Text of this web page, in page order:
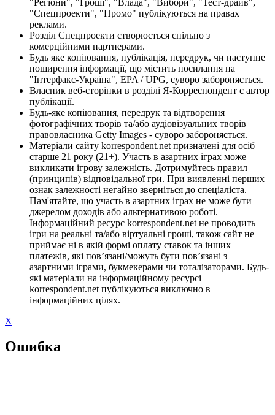
"Спецпроекти", "Промо" публікуються на правах
реклами.
Розділ Спецпроекти створюється спільно з
комерційними партнерами.
Будь яке копіювання, публікація, передрук, чи наступне
поширення інформації, що містить посилання на
"Інтерфакс-Україна", EPA / UPG, суворо забороняється.
Власник веб-сторінки в розділі Я-Корреспондент є автор
публікації.
Будь-яке копіювання, передрук та відтворення
фотографічних творів та/або аудіовізуальних творів
правовласника Getty Images - суворо забороняється.
Матеріали сайту korrespondent.net призначені для осіб
старше 21 року (21+). Участь в азартних іграх може
викликати ігрову залежність. Дотримуйтесь правил
(принципів) відповідальної гри. При виявленні перших
ознак залежності негайно зверніться до спеціаліста.
Пам'ятайте, що участь в азартних іграх не може бути
джерелом доходів або альтернативою роботі.
Інформаційний ресурс korrespondent.net не проводить
ігри на реальні та/або віртуальні гроші, також сайт не
приймає ні в якій формі оплату ставок та інших
платежів, які пов’язані/можуть бути пов’язані з
азартними іграми, букмекерами чи тоталізаторами. Будь-
які матеріали на інформаційному ресурсі
korrespondent.net публікуються виключно в
інформаційних цілях.
X
Ошибка